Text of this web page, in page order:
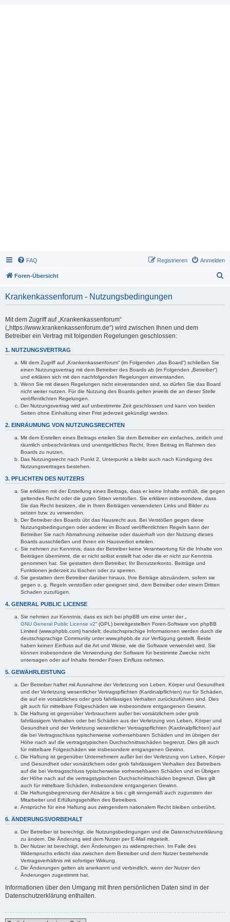
FAQ Anmelden
Registrieren
Foren-Übersicht
Krankenkassenforum - Nutzungsbedingungen
Mit dem Zugriff auf „Krankenkassenforum“
(„https://www.krankenkassenforum.de“) wird zwischen Ihnen und dem
Betreiber ein Vertrag mit folgenden Regelungen geschlossen:
1. NUTZUNGSVERTRAG
Mit dem Zugriff auf „Krankenkassenforum“ (im Folgenden „das Board“) schließen Sie
einen Nutzungsvertrag mit dem Betreiber des Boards ab (im Folgenden „Betreiber“)
und erklären sich mit den nachfolgenden Regelungen einverstanden.
Wenn Sie mit diesen Regelungen nicht einverstanden sind, so dürfen Sie das Board
nicht weiter nutzen. Für die Nutzung des Boards gelten jeweils die an dieser Stelle
veröffentlichten Regelungen.
Der Nutzungsvertrag wird auf unbestimmte Zeit geschlossen und kann von beiden
Seiten ohne Einhaltung einer Frist jederzeit gekündigt werden.
2. EINRÄUMUNG VON NUTZUNGSRECHTEN
Mit dem Erstellen eines Beitrags erteilen Sie dem Betreiber ein einfaches, zeitlich und
räumlich unbeschränktes und unentgeltliches Recht, Ihren Beitrag im Rahmen des
Boards zu nutzen.
Das Nutzungsrecht nach Punkt 2, Unterpunkt a bleibt auch nach Kündigung des
Nutzungsvertrages bestehen.
3. PFLICHTEN DES NUTZERS
Sie erklären mit der Erstellung eines Beitrags, dass er keine Inhalte enthält, die gegen
geltendes Recht oder die guten Sitten verstoßen. Sie erklären insbesondere, dass
Sie das Recht besitzen, die in Ihren Beiträgen verwendeten Links und Bilder zu
setzen bzw. zu verwenden.
Der Betreiber des Boards übt das Hausrecht aus. Bei Verstößen gegen diese
Nutzungsbedingungen oder anderer im Board veröffentlichten Regeln kann der
Betreiber Sie nach Abmahnung zeitweise oder dauerhaft von der Nutzung dieses
Boards ausschließen und Ihnen ein Hausverbot erteilen.
Sie nehmen zur Kenntnis, dass der Betreiber keine Verantwortung für die Inhalte von
Beiträgen übernimmt, die er nicht selbst erstellt hat oder die er nicht zur Kenntnis
genommen hat. Sie gestatten dem Betreiber, Ihr Benutzerkonto, Beiträge und
Funktionen jederzeit zu löschen oder zu sperren.
Sie gestatten dem Betreiber darüber hinaus, Ihre Beiträge abzuändern, sofern sie
gegen o. g. Regeln verstoßen oder geeignet sind, dem Betreiber oder einem Dritten
Schaden zuzufügen.
4. GENERAL PUBLIC LICENSE
Sie nehmen zur Kenntnis, dass es sich bei phpBB um eine unter der „
GNU General Public License v2“ (GPL) bereitgestellten Foren-Software von phpBB
Limited (www.phpbb.com) handelt; deutschsprachige Informationen werden durch die
deutschsprachige Community unter www.phpbb.de zur Verfügung gestellt. Beide
haben keinen Einfluss auf die Art und Weise, wie die Software verwendet wird. Sie
können insbesondere die Verwendung der Software für bestimmte Zwecke nicht
untersagen oder auf Inhalte fremder Foren Einfluss nehmen.
5. GEWÄHRLEISTUNG
Der Betreiber haftet mit Ausnahme der Verletzung von Leben, Körper und Gesundheit
und der Verletzung wesentlicher Vertragspflichten (Kardinalpflichten) nur für Schäden,
die auf ein vorsätzliches oder grob fahrlässiges Verhalten zurückzuführen sind. Dies
gilt auch für mittelbare Folgeschäden wie insbesondere entgangenen Gewinn.
Die Haftung ist gegenüber Verbrauchern außer bei vorsätzlichem oder grob
fahrlässigem Verhalten oder bei Schäden aus der Verletzung von Leben, Körper und
Gesundheit und der Verletzung wesentlicher Vertragspflichten (Kardinalpflichten) auf
die bei Vertragsschluss typischerweise vorhersehbaren Schäden und im übrigen der
Höhe nach auf die vertragstypischen Durchschnittsschäden begrenzt. Dies gilt auch
für mittelbare Folgeschäden wie insbesondere entgangenen Gewinn.
Die Haftung ist gegenüber Unternehmern außer bei der Verletzung von Leben, Körper
und Gesundheit oder vorsätzlichem oder grob fahrlässigem Verhalten des Betreibers
auf die bei Vertragsschluss typischerweise vorhersehbaren Schäden und im Übrigen
der Höhe nach auf die vertragstypischen Durchschnittsschäden begrenzt. Dies gilt
auch für mittelbare Schäden, insbesondere entgangenen Gewinn.
Die Haftungsbegrenzung der Absätze a bis c gilt sinngemäß auch zugunsten der
Mitarbeiter und Erfüllungsgehilfen des Betreibers.
Ansprüche für eine Haftung aus zwingendem nationalem Recht bleiben unberührt.
6. ÄNDERUNGSVORBEHALT
Der Betreiber ist berechtigt, die Nutzungsbedingungen und die Datenschutzerklärung
zu ändern. Die Änderung wird dem Nutzer per E-Mail mitgeteilt.
Der Nutzer ist berechtigt, den Änderungen zu widersprechen. Im Falle des
Widerspruchs erlischt das zwischen dem Betreiber und dem Nutzer bestehende
Vertragsverhältnis mit sofortiger Wirkung.
Die Änderungen gelten als anerkannt und verbindlich, wenn der Nutzer den
Änderungen zugestimmt hat.
Informationen über den Umgang mit Ihren persönlichen Daten sind in der
Datenschutzerklärung enthalten.